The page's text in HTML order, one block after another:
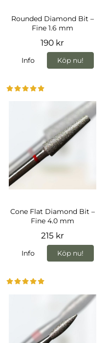
Rounded Diamond Bit –
Fine 1.6 mm
190 kr
Info Köp nu!
Cone Flat Diamond Bit –
Fine 4.0 mm
215 kr
Info Köp nu!